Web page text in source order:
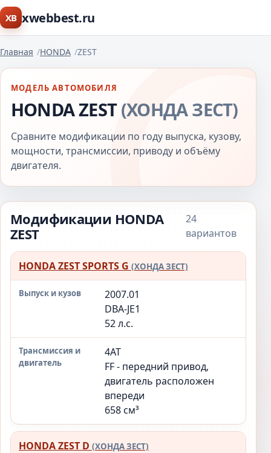
XB xwebbest.ru
Главная HONDA ZEST
МОДЕЛЬ АВТОМОБИЛЯ
HONDA ZEST(ХОНДА ЗЕСТ)
Сравните модификации по году выпуска, кузову,
мощности, трансмиссии, приводу и объёму
двигателя.
Модификации HONDA
ZEST
24
вариантов
Модификация
Выпуск
и кузов
Трансмиссия
и двигатель
HONDA ZEST SPORTS G (ХОНДА ЗЕСТ)
2007.01
DBA-JE1
52 л.с.
4AT
FF - передний привод,
двигатель расположен
впереди
658 см³
HONDA ZEST D (ХОНДА ЗЕСТ)